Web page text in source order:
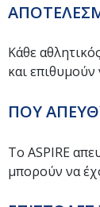
Κάθε
και
ΠΟΥ
Το ASPIRE
μπορούν να